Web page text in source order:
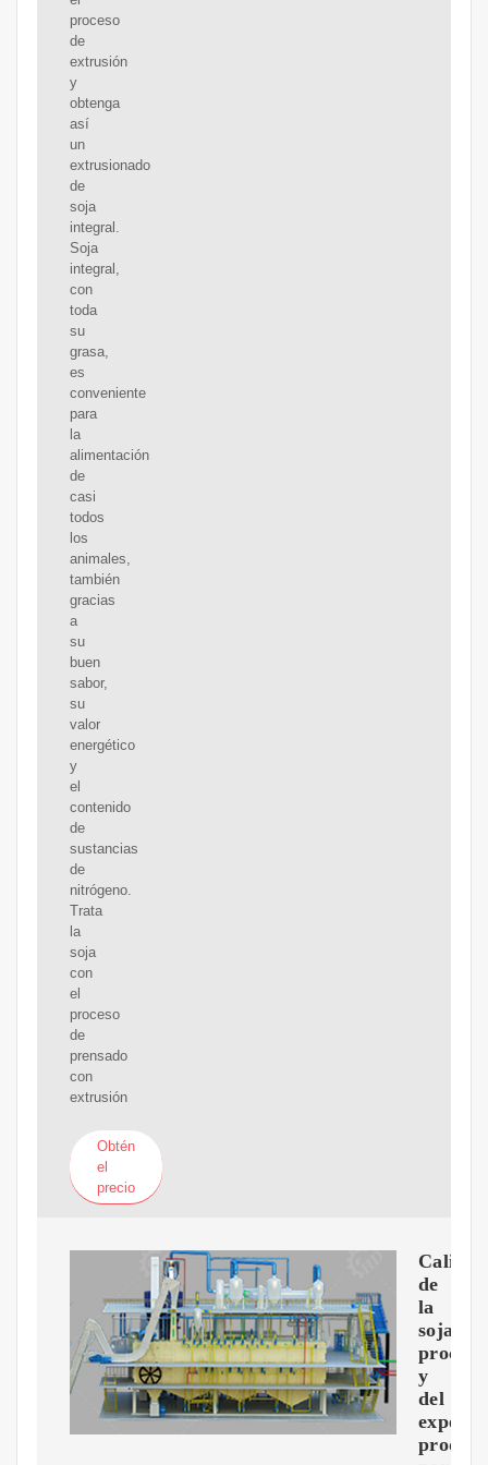
proceso
de
extrusión
y
obtenga
así
un
extrusionado
de
soja
integral.
Soja
integral,
con
toda
su
grasa,
es
conveniente
para
la
alimentación
de
casi
todos
los
animales,
también
gracias
a
su
buen
sabor,
su
valor
energético
y
el
contenido
de
sustancias
de
nitrógeno.
Trata
la
soja
con
el
proceso
de
prensado
con
extrusión
Obtén
el
precio
Calidad
de
la
soja
y
del
expeller